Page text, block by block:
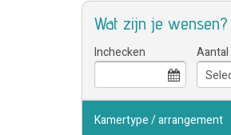
Wat zijn je wensen?
Inchecken
Kamertype / arrangement